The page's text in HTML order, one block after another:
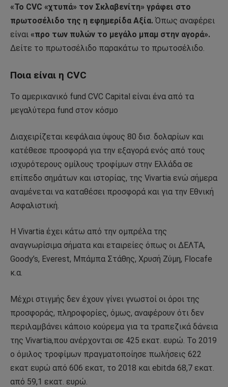
«To CVC «χτυπά» τον Σκλαβενίτη» γράφει στο
πρωτοσέλιδο της η εφημερίδα Αξία. Όπως αναφέρει
είναι «προ των πυλών το μεγάλο μπαμ στην αγορά».
Δείτε το πρωτοσέλιδο παρακάτω το πρωτοσέλιδο.
Ποια είναι η CVC
Το αμερικανικό fund CVC Capital είναι ένα από τα
μεγαλύτερα fund στον κόσμο
Διαχειρίζεται κεφάλαια ύψους 80 δισ. δολαρίων και
κατέθεσε προσφορά για την εξαγορά ενός από τους
ισχυρότερους ομίλους τροφίμων στην Ελλάδα σε
επίπεδο σημάτων και ιστορίας, της Vivartia ενώ σήμερα
αναμένεται να καταθέσει προσφορά και για την Εθνική
Ασφαλιστική.
H Vivartia έχει κάτω από την ομπρέλα της
αναγνωρίσιμα σήματα και εταιρείες όπως οι ΔΕΛΤΑ,
Goody’s, Everest, Μπάμπα Στάθης, Χρυσή Ζύμη, Flocafe
κ.α.
Μέχρι στιγμής δεν έχουν γίνει γνωστοί οι όροι της
προσφοράς, πληροφορίες, όμως, αναφέρουν ότι δεν
περιλαμβάνει κάποιο κούρεμα για τα τραπεζικά δάνεια
της Vivartia,που ανέρχονται σε 425 εκατ. ευρώ. Το 2019
ο όμιλος τροφίμων πραγματοποίησε πωλήσεις 622
εκατ ευρώ από 606 εκατ, το 2018 και ebitda 68,7 εκατ.
από 59,1 εκατ. ευρώ.